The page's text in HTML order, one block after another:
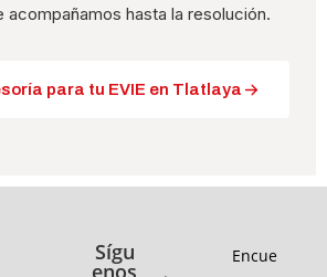
acompañamos hasta la resolución.
para tu EVIE en Tlatlaya
Sígu
Encue